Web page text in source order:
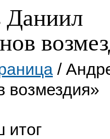
Даниил
/
возмездия»
итог